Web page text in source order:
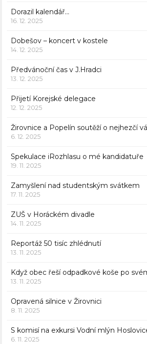
Dorazil kalendář…
16. 12. 2025
Dobešov – koncert v kostele
14. 12. 2025
Předvánoční čas v J.Hradci
13. 12. 2025
Přijetí Korejské delegace
12. 12. 2025
Žirovnice a Popelín soutěží o nejhezčí
6. 12. 2025
Spekulace iRozhlasu o mé kandidatuře
19. 11. 2025
Zamyšlení nad studentským svátkem
17. 11. 2025
ZUŠ v Horáckém divadle
14. 11. 2025
Reportáž 50 tisíc zhlédnutí
13. 11. 2025
Když obec řeší odpadkové koše po
13. 11. 2025
Opravená silnice v Žirovnici
8. 11. 2025
S komisí na exkursi Vodní mlýn
6. 11. 2025